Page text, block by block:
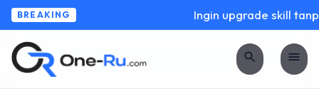
BREAKING Ingin upgrade skill
search menu